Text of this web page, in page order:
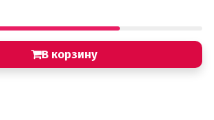
В корзину